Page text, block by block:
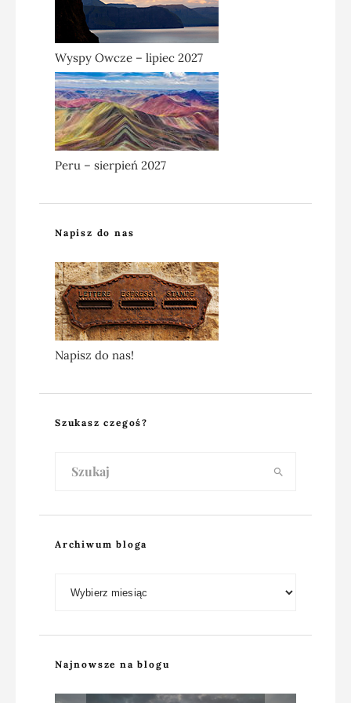
Wyspy Owcze – lipiec 2027
Peru – sierpień 2027
Napisz do nas
Napisz do nas!
Szukasz czegoś?
Archiwum bloga
Najnowsze na blogu